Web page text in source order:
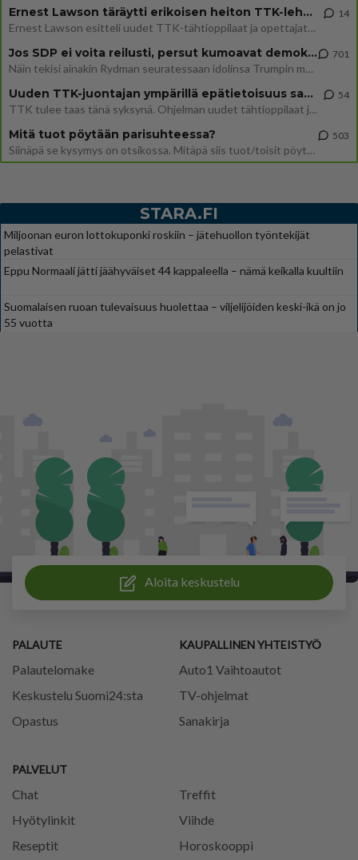
Ernest Lawson täräytti erikoisen heiton TTK-lehdistötilaisuudessa: " Onko tässä tarkoituksena...?"
Ernest Lawson esitteli uudet TTK-tähtioppilaat ja opettajat torstaina 6.8. lehdistölle. Tulevalla kaudella on yksi hausk
14
Jos SDP ei voita reilusti, persut kumoavat demokratian Suomesta
Näin tekisi ainakin Rydman seuratessaan idolinsa Trumpin mallia https://www.is.fi/politiikka/art-2000012187244.html
701
Uuden TTK-juontajan ympärillä epätietoisuus sakenee - Nyt MTV hämmentää soppaa
TTK tulee taas tänä syksynä. Ohjelman uudet tähtioppilaat julkistetaan torstaina 6. elokuuta klo 14 alkavassa lehdistö
54
Mitä tuot pöytään parisuhteessa?
Siinäpä se kysymys on otsikossa. Mitäpä siis tuot/toisit pöytään parisuhteessa? Oletko mies vai nainen? Koetko sen mitä
503
STARA.FI
Miljoonan euron lottokuponki roskiin – jätehuollon työntekijät
pelastivat
Eppu Normaali jätti jäähyväiset 44 kappaleella – nämä keikalla kuultiin
Suomalaisen ruoan tulevaisuus huolettaa – viljelijöiden keski-ikä on jo
55 vuotta
Aloita keskustelu
PALAUTE
Palautelomake
Keskustelu Suomi24:sta
Opastus
PALVELUT
Chat
Treffit
Hyötylinkit
Viihde
Reseptit
Horoskooppi
KAUPALLINEN YHTEISTYÖ
Auto1 Vaihtoautot
TV-ohjelmat
Sanakirja